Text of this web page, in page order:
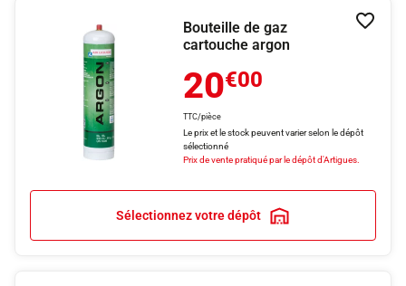
Bouteille de gaz
cartouche argon
20€00
TTC/pièce
Le prix et le stock peuvent varier selon le dépôt
sélectionné
Prix de vente pratiqué par le dépôt d'Artigues.
Sélectionnez votre dépôt